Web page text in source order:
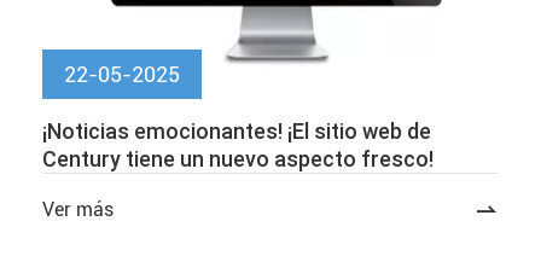
22-05-2025
¡Noticias emocionantes! ¡El sitio web de
Century tiene un nuevo aspecto fresco!
Ver más 